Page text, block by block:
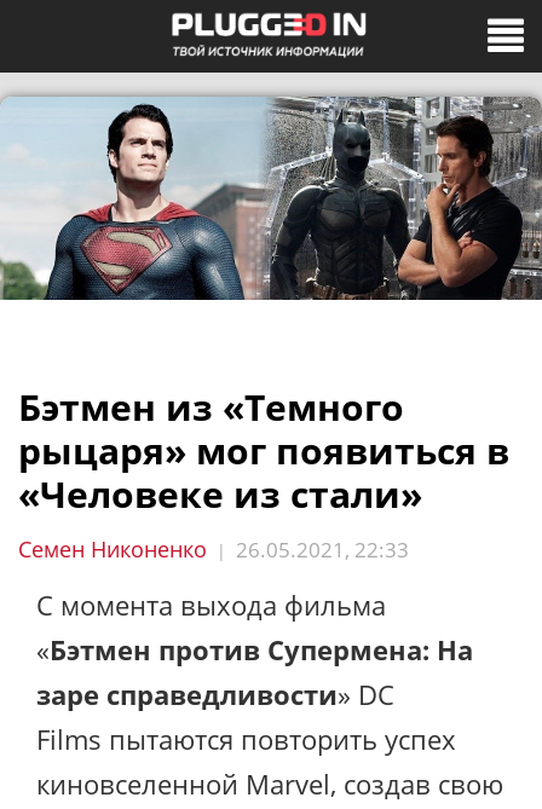
Бэтмен из «Темного
рыцаря» мог появиться в
«Человеке из стали»
Семен Никоненко | 26.05.2021, 22:33
С момента выхода фильма
«Бэтмен против Супермена: На
заре справедливости» DC
Films пытаются повторить успех
киновселенной Marvel, создав свою